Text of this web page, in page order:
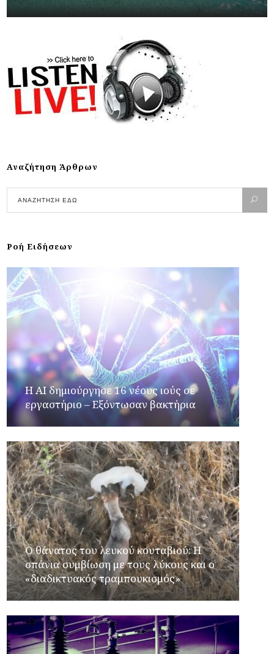
Αναζήτηση Άρθρων
Ροή Ειδήσεων
H AI δημιούργησε 16 νέους ιούς σε
εργαστήριο – Εξόντωσαν βακτήρια
Ο θάνατος του λευκού κουταβιού: Η
σπάνια συμβίωση με τους λύκους και ο
«διαδικτυακός τραμπουκισμός»